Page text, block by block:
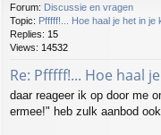
Forum: Discussie en vragen
Topic: Pfffff!... Hoe haal je het in je
Replies: 15
Views: 14532
Re: Pfffff!... Hoe haal
daar reageer ik op door me
ermee!" heb zulk aanbod